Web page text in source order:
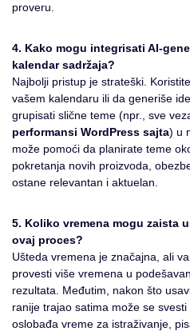
proveru.
4. Kako mogu integrisati AI-
kalendar sadržaja?
Najbolji pristup je strateški.
vašem kalendaru ili da generiše
grupisati slične teme (npr., sve
performansi WordPress sajta) u
može pomoći da planirate teme
pokretanja novih proizvoda,
ostane relevantan i aktuelan.
5. Koliko vremena mogu zaista
ovaj proces?
Ušteda vremena je značajna, ali
provesti više vremena u
rezultata. Međutim, nakon što
ranije trajao satima može se
oslobađa vreme za istraživanje,